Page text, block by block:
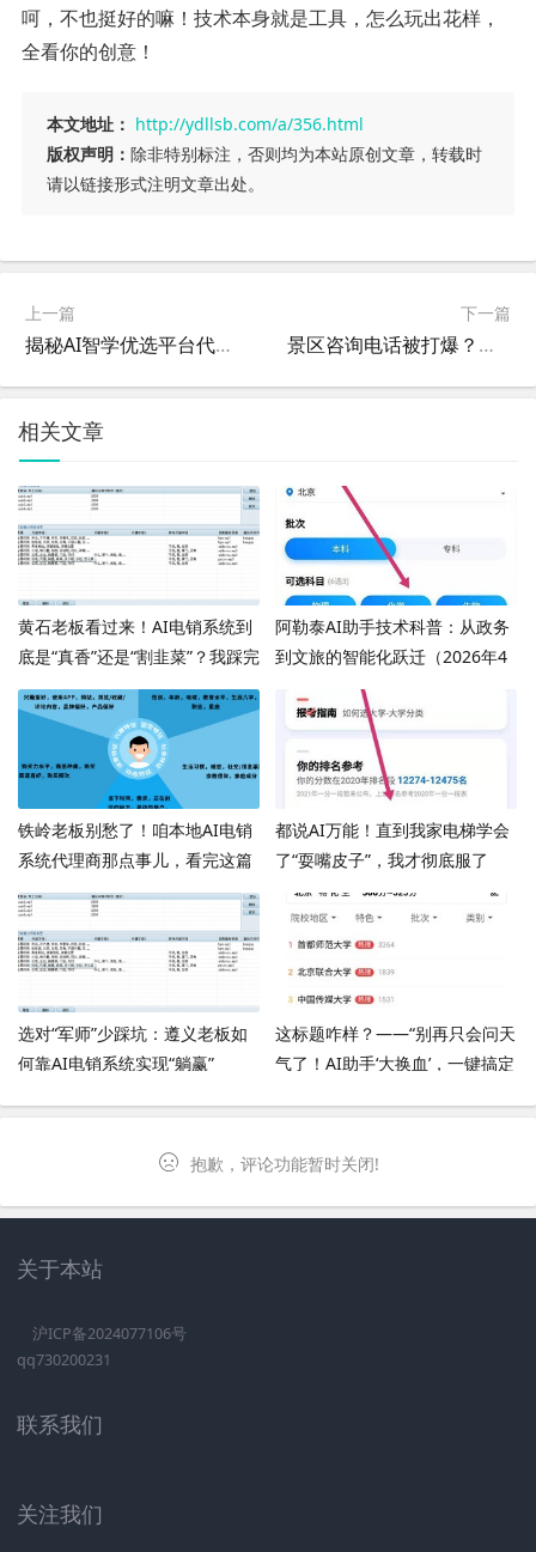
呵，不也挺好的嘛！技术本身就是工具，怎么玩出花样，
全看你的创意！
本文地址： http://ydllsb.com/a/356.html
版权声明： 除非特别标注，否则均为本站原创文章，转载时
请以链接形式注明文章出处。
上一篇
揭秘AI智学优选平台代理内幕：是翻身风口还是“韭菜”新套路？
下一篇
景区咨询电话被打爆？海原提供ai智慧文旅代理品牌后，我终于不用“装死”了
相关文章
黄石老板看过来！AI电销系统到
底是“真香”还是“割韭菜”？我踩完
坑告诉你大实话
阿勒泰AI助手技术科普：从政务
到文旅的智能化跃迁（2026年4
铁岭老板别愁了！咱本地AI电销
系统代理商那点事儿，看完这篇
门清！
都说AI万能！直到我家电梯学会
了“耍嘴皮子”，我才彻底服了
选对“军师”少踩坑：遵义老板如
何靠AI电销系统实现“躺赢”
这标题咋样？——“别再只会问天
气了！AI助手‘大换血’，一键搞定
抱歉，评论功能暂时关闭!
关于本站
沪ICP备2024077106号
qq730200231
联系我们
关注我们